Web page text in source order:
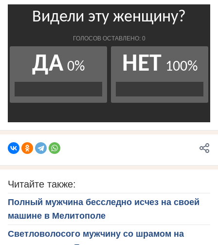
Читайте также:
Полный мужчина бесследно исчез на своей
машине в Мелитополе
Светловолосого мужчину со шрамом на